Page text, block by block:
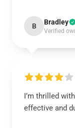
B Bradley
Verified
I’m thrilled
effective and